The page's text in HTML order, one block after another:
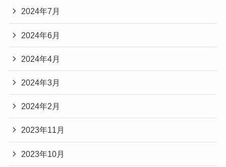
2024年7月
2024年6月
2024年4月
2024年3月
2024年2月
2023年11月
2023年10月